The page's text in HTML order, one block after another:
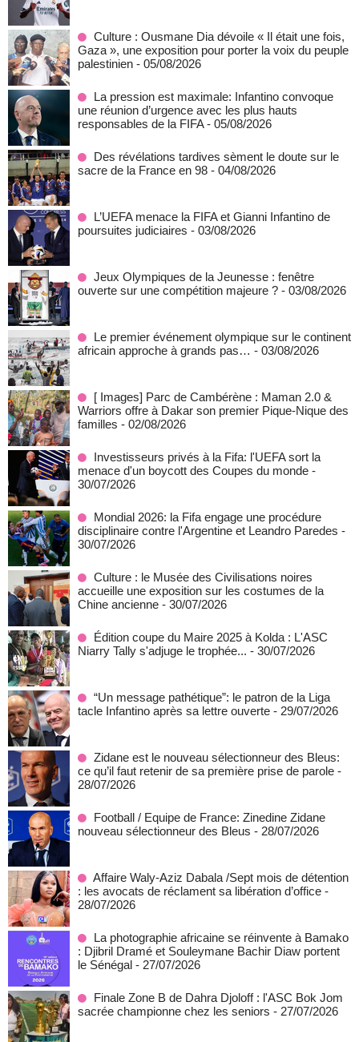
Culture : Ousmane Dia dévoile « Il était une fois,
Gaza », une exposition pour porter la voix du peuple
palestinien - 05/08/2026
La pression est maximale: Infantino convoque
une réunion d’urgence avec les plus hauts
responsables de la FIFA - 05/08/2026
Des révélations tardives sèment le doute sur le
sacre de la France en 98 - 04/08/2026
L’UEFA menace la FIFA et Gianni Infantino de
poursuites judiciaires - 03/08/2026
Jeux Olympiques de la Jeunesse : fenêtre
ouverte sur une compétition majeure ? - 03/08/2026
Le premier événement olympique sur le continent
africain approche à grands pas… - 03/08/2026
[ Images] Parc de Cambérène : Maman 2.0 &
Warriors offre à Dakar son premier Pique-Nique des
familles - 02/08/2026
Investisseurs privés à la Fifa: l'UEFA sort la
menace d'un boycott des Coupes du monde -
30/07/2026
Mondial 2026: la Fifa engage une procédure
disciplinaire contre l'Argentine et Leandro Paredes -
30/07/2026
Culture : le Musée des Civilisations noires
accueille une exposition sur les costumes de la
Chine ancienne - 30/07/2026
Édition coupe du Maire 2025 à Kolda : L'ASC
Niarry Tally s'adjuge le trophée... - 30/07/2026
“Un message pathétique”: le patron de la Liga
tacle Infantino après sa lettre ouverte - 29/07/2026
Zidane est le nouveau sélectionneur des Bleus:
ce qu’il faut retenir de sa première prise de parole -
28/07/2026
Football / Equipe de France: Zinedine Zidane
nouveau sélectionneur des Bleus - 28/07/2026
Affaire Waly-Aziz Dabala /Sept mois de détention
: les avocats de réclament sa libération d’office -
28/07/2026
La photographie africaine se réinvente à Bamako
: Djibril Dramé et Souleymane Bachir Diaw portent
le Sénégal - 27/07/2026
Finale Zone B de Dahra Djoloff : l'ASC Bok Jom
sacrée championne chez les seniors - 27/07/2026